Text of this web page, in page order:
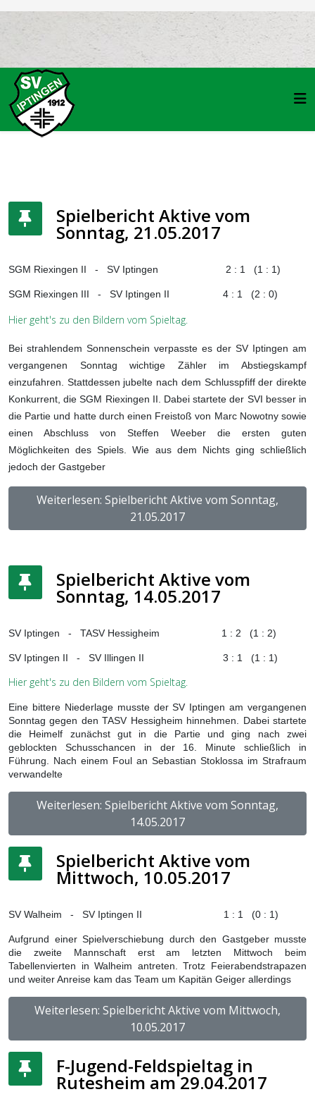
Spielbericht Aktive vom
Sonntag, 21.05.2017
SGM Riexingen II - SV Iptingen 2 : 1 (1 : 1)
SGM Riexingen III - SV Iptingen II 4 : 1 (2 : 0)
Hier geht's zu den Bildern vom Spieltag.
Bei strahlendem Sonnenschein verpasste es der SV Iptingen am
vergangenen Sonntag wichtige Zähler im Abstiegskampf
einzufahren. Stattdessen jubelte nach dem Schlusspfiff der direkte
Konkurrent, die SGM Riexingen II. Dabei startete der SVI besser in
die Partie und hatte durch einen Freistoß von Marc Nowotny sowie
einen Abschluss von Steffen Weeber die ersten guten
Möglichkeiten des Spiels. Wie aus dem Nichts ging schließlich
jedoch der Gastgeber
Weiterlesen: Spielbericht Aktive vom Sonntag,
21.05.2017
Spielbericht Aktive vom
Sonntag, 14.05.2017
SV Iptingen - TASV Hessigheim 1 : 2 (1 : 2)
SV Iptingen II - SV Illingen II 3 : 1 (1 : 1)
Hier geht's zu den Bildern vom Spieltag.
Eine bittere Niederlage musste der SV Iptingen am vergangenen
Sonntag gegen den TASV Hessigheim hinnehmen. Dabei startete
die Heimelf zunächst gut in die Partie und ging nach zwei
geblockten Schusschancen in der 16. Minute schließlich in
Führung. Nach einem Foul an Sebastian Stoklossa im Strafraum
verwandelte
Weiterlesen: Spielbericht Aktive vom Sonntag,
14.05.2017
Spielbericht Aktive vom
Mittwoch, 10.05.2017
SV Walheim - SV Iptingen II 1 : 1 (0 : 1)
Aufgrund einer Spielverschiebung durch den Gastgeber musste
die zweite Mannschaft erst am letzten Mittwoch beim
Tabellenvierten in Walheim antreten. Trotz Feierabendstrapazen
und weiter Anreise kam das Team um Kapitän Geiger allerdings
Weiterlesen: Spielbericht Aktive vom Mittwoch,
10.05.2017
F-Jugend-Feldspieltag in
Rutesheim am 29.04.2017